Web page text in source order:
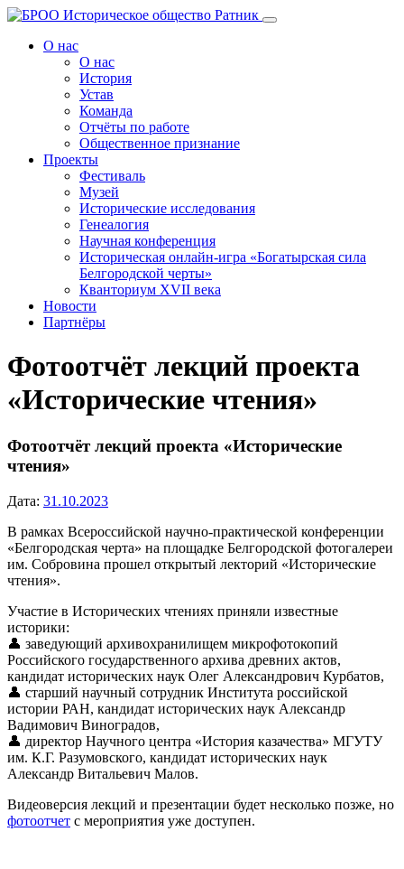
Перейти
содержанию
О нас
О нас
История
Устав
Команда
Отчёты по работе
Общественное признание
Проекты
Фестиваль
Музей
Исторические исследования
Генеалогия
Научная конференция
Историческая онлайн-игра «Богатырская сила
Белгородской черты»
Кванториум XVII века
Новости
Партнёры
Фотоотчёт лекций проекта
«Исторические чтения»
Фотоотчёт лекций проекта «Исторические
чтения»
Дата: 31.10.2023
В рамках Всероссийской научно-практической конференции
«Белгородская черта» на площадке Белгородской фотогалереи
им. Собровина прошел открытый лекторий «Исторические
чтения».
Участие в Исторических чтениях приняли известные
историки:
👤 заведующий архивохранилищем микрофотокопий
Российского государственного архива древних актов,
кандидат исторических наук Олег Александрович Курбатов,
👤 старший научный сотрудник Института российской
истории РАН, кандидат исторических наук Александр
Вадимович Виноградов,
👤 директор Научного центра «История казачества» МГУТУ
им. К.Г. Разумовского, кандидат исторических наук
Александр Витальевич Малов.
Видеоверсия лекций и презентации будет несколько позже, но
фотоотчет с мероприятия уже доступен.